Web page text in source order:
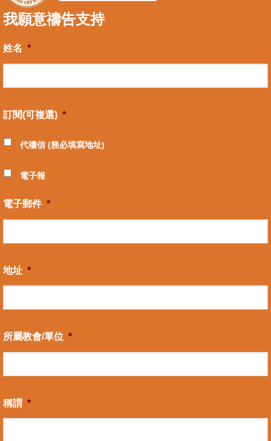
我願意禱告支持
姓名 *
訂閱(可複選) *
代禱信 (務必填寫地址)
電子報
電子郵件 *
地址 *
所屬教會/單位 *
稱謂 *